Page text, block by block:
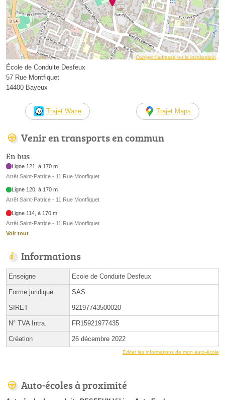
Corriger l’adresse ou la localisation
École de Conduite Desfeux
57 Rue Montfiquet
14400 Bayeux
Trajet Waze Trajet Maps
Venir en transports en commun
En bus
Ligne 121, à 170 m
Arrêt Saint-Patrice - 11 Rue Montfiquet
Ligne 120, à 170 m
Arrêt Saint-Patrice - 11 Rue Montfiquet
Ligne 114, à 170 m
Arrêt Saint-Patrice - 11 Rue Montfiquet
Voir tout
Informations
Enseigne Ecole de Conduite Desfeux
Forme juridique SAS
SIRET 92197743500020
N° TVA Intra. FR15921977435
Création 26 décembre 2022
Éditer les informations de mon auto-école
Auto-écoles à proximité